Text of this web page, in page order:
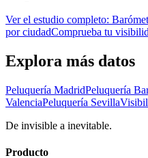
Ver el estudio completo:
por ciudadComprueba tu
Explora más datos
Peluquería MadridPeluquería
ValenciaPeluquería Sevilla
De invisible a inevitable.
Producto